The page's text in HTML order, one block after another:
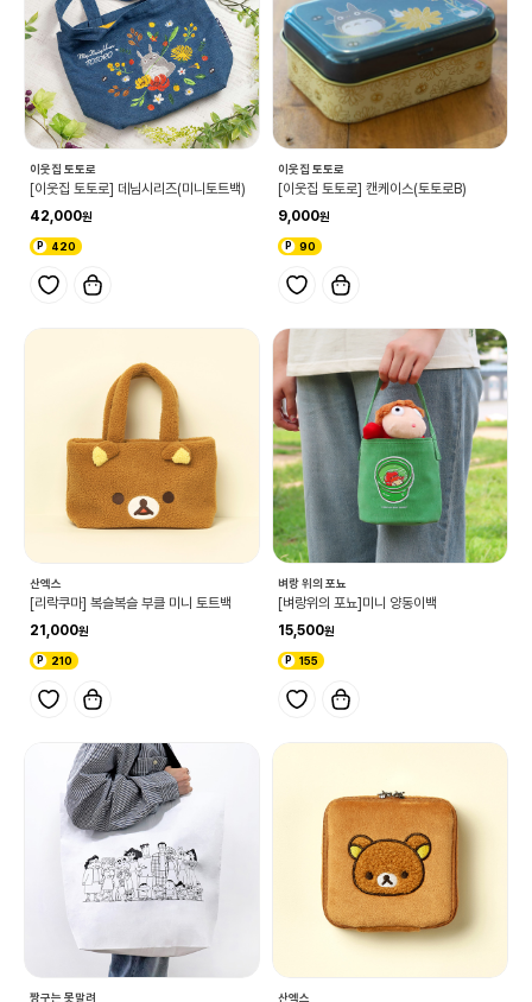
이웃집 토토로
[이웃집 토토로] 데님시리즈(미니토트백)
42,000
420
이웃집 토토로
[이웃집 토토로] 캔케이스(토토로B)
9,000
90
산엑스
[리락쿠마] 복슬복슬 부클 미니 토트백
21,000
210
벼랑 위의 포뇨
[벼랑위의 포뇨]미니 양동이백
15,500
155
짱구는 못말려 산엑스